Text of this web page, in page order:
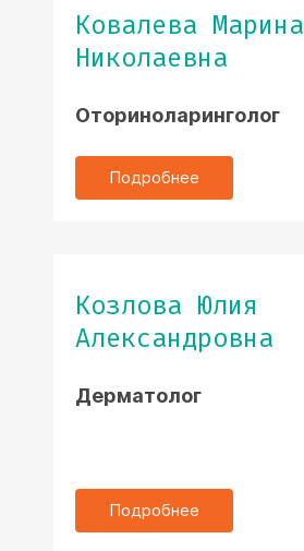
Ковалева Марина
Николаевна
Оториноларинголог
Подробнее
Козлова Юлия
Александровна
Дерматолог
Подробнее